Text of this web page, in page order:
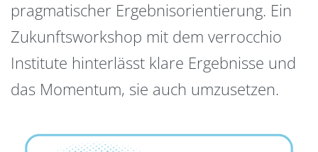
pragmatischer Ergebnisorientierung. Ein
Zukunftsworkshop mit dem verrocchio
Institute hinterlässt klare Ergebnisse und
das Momentum, sie auch umzusetzen.